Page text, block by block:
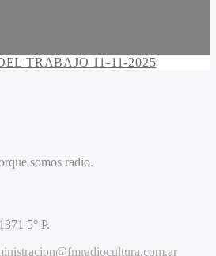
TRABAJO 11-11-2025
somos radio.
5° P.